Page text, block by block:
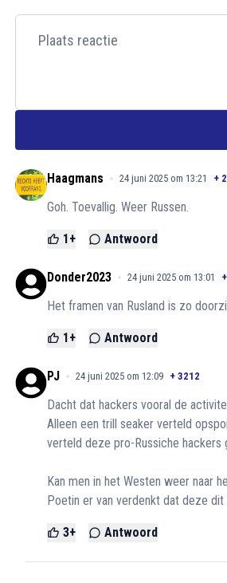
Haagmans 24 juni 2025 om 13:21 +
Goh. Toevallig. Weer Russen.
1+ Antwoord
Donder2023 24 juni 2025 om 13:01 +
Het framen van Rusland is zo
1+ Antwoord
PJ 24 juni 2025 om 12:09 + 3212
Dacht dat hackers vooral de
Alleen een trill seaker verteld
verteld deze pro-Russiche hackers
Kan men in het Westen weer naar
Poetin er van verdenkt dat deze
3+ Antwoord